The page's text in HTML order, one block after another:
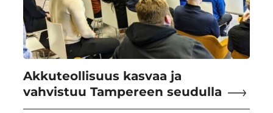
Akkuteollisuus kasvaa ja
vahvistuu Tampereen seudulla